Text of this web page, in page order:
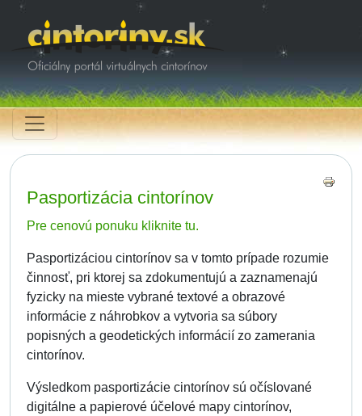
Pasportizácia cintorínov
Pre cenovú ponuku kliknite tu.
Pasportizáciou cintorínov sa v tomto prípade rozumie
činnosť, pri ktorej sa zdokumentujú a zaznamenajú
fyzicky na mieste vybrané textové a obrazové
informácie z náhrobkov a vytvoria sa súbory
popisných a geodetických informácií zo zamerania
cintorínov.
Výsledkom pasportizácie cintorínov sú očíslované
digitálne a papierové účelové mapy cintorínov,